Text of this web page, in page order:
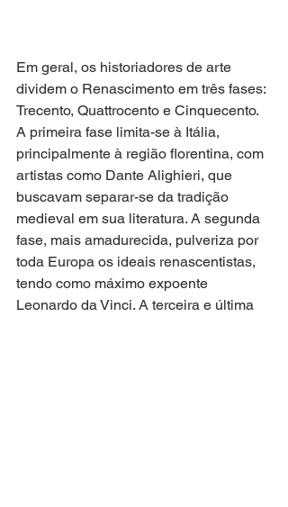
Em geral, os historiadores de arte
dividem o Renascimento em três fases:
Trecento, Quattrocento e Cinquecento.
A primeira fase limita-se à Itália,
principalmente à região florentina, com
artistas como Dante Alighieri, que
buscavam separar-se da tradição
medieval em sua literatura. A segunda
fase, mais amadurecida, pulveriza por
toda Europa os ideais renascentistas,
tendo como máximo expoente
Leonardo da Vinci. A terceira e última